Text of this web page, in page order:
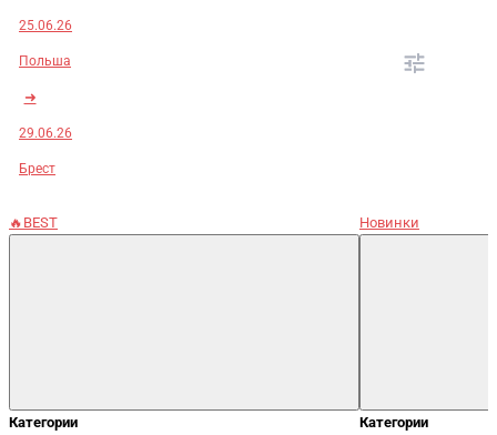
25.06.26
Польша
➜
29.06.26
Брест
🔥BEST
Категории
Новинки
Категории